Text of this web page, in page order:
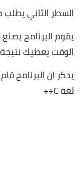
السطر الثاني يطلب
يقوم البرنامج
الوقت يعطيك
يذكر ان البرنامج
لغة C++